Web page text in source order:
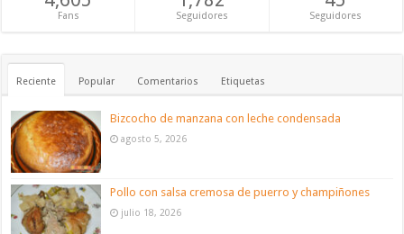
Fans Seguidores Seguidores
Reciente Popular Comentarios Etiquetas
Bizcocho de manzana con leche condensada
agosto 5, 2026
Pollo con salsa cremosa de puerro y champiñones
julio 18, 2026